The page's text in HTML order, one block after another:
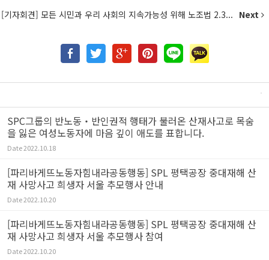
[기자회견] 모든 시민과 우리 사회의 지속가능성 위해 노조법 2.3... Next
SPC그룹의 반노동‧반인권적 행태가 불러온 산재사고로 목숨
을 잃은 여성노동자에 마음 깊이 애도를 표합니다.
Date2022.10.18
[파리바게뜨노동자힘내라공동행동] SPL 평택공장 중대재해 산
재 사망사고 희생자 서울 추모행사 안내
Date2022.10.20
[파리바게뜨노동자힘내라공동행동] SPL 평택공장 중대재해 산
재 사망사고 희생자 서울 추모행사 참여
Date2022.10.20